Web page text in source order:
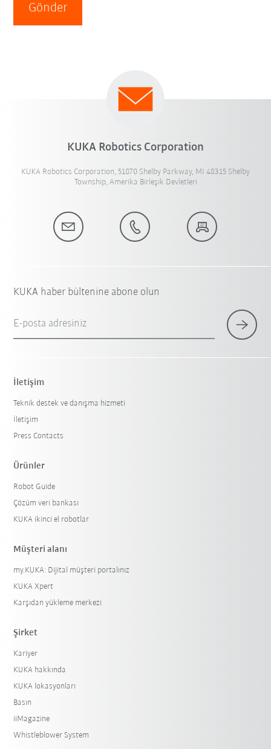
Gönder
KUKA Robotics Corporation
KUKA Robotics Corporation, 51870 Shelby Parkway, MI 48315 Shelby
Township, Amerika Birleşik Devletleri
KUKA haber bültenine abone olun
E-posta adresiniz
İletişim
Teknik destek ve danışma hizmeti
İletişim
Press Contacts
Ürünler
Robot Guide
Çözüm veri bankası
KUKA ikinci el robotlar
Müşteri alanı
my.KUKA: Dijital müşteri portalınız
KUKA Xpert
Karşıdan yükleme merkezi
Şirket
Kariyer
KUKA hakkında
KUKA lokasyonları
Basın
iiMagazine
Whistleblower System